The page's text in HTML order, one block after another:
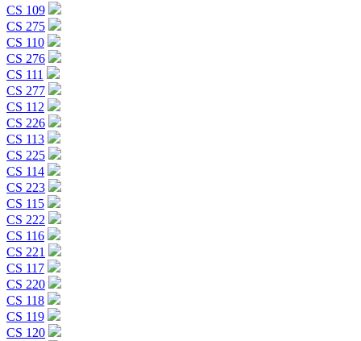
CS 109
CS 275
CS 110
CS 276
CS 111
CS 277
CS 112
CS 226
CS 113
CS 225
CS 114
CS 223
CS 115
CS 222
CS 116
CS 221
CS 117
CS 220
CS 118
CS 119
CS 120